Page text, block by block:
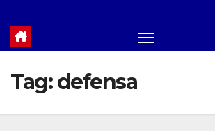
Tag:defensa